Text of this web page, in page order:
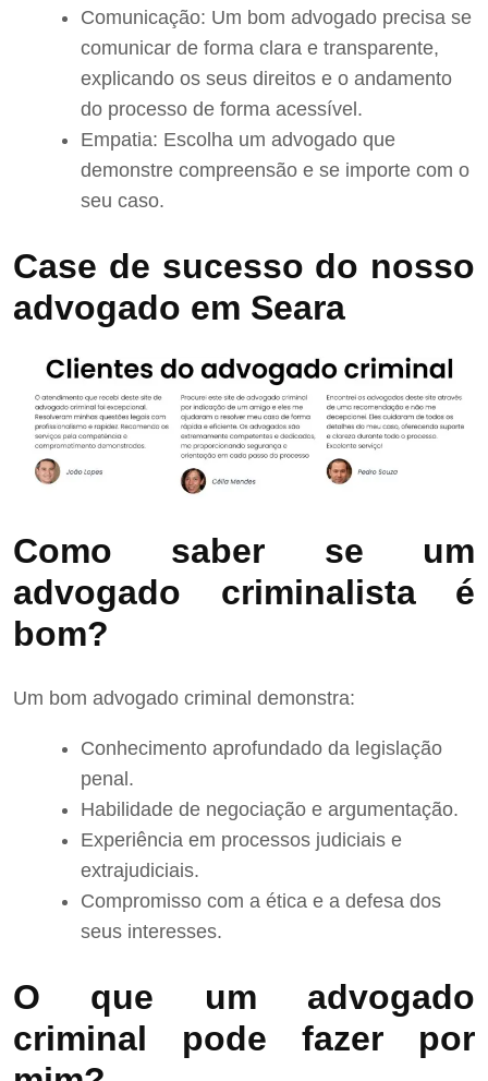
Comunicação: Um bom advogado precisa se
comunicar de forma clara e transparente,
explicando os seus direitos e o andamento
do processo de forma acessível.
Empatia: Escolha um advogado que
demonstre compreensão e se importe com o
seu caso.
Case de sucesso do nosso
advogado em Seara
Como saber se um
advogado criminalista é
bom?
Um bom advogado criminal demonstra:
Conhecimento aprofundado da legislação
penal.
Habilidade de negociação e argumentação.
Experiência em processos judiciais e
extrajudiciais.
Compromisso com a ética e a defesa dos
seus interesses.
O que um advogado
criminal pode fazer por